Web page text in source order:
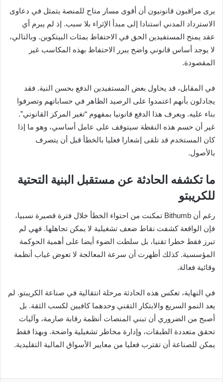
يرى مراقبون قانونيون أن أقوى مسار متاح للمنصة يتمثل في دعاوى
الاسترداد المدني استنادا إلى مبدأ الإثراء بلا سبب. إذ لم يبرم أي
عقد يمنح المستفيدين الحق في الاحتفاظ بمئات البيتكوين. وبالتالي،
لا يوجد أساس قانوني واضح يبرر الاحتفاظ بهذه المكاسب غير
المقصودة.
في المقابل، قد يحاول بعض المستفيدين الدفع بحسن النية. فقد
يجادلون بأنهم اعتمدوا على الرصيد الظاهر في حساباتهم وتصرفوا
بناء عليه. ويعرف هذا الدفع قانونيا بمفهوم “تغير المركز القانوني”.
غير أن حسم هذه النقطة سيتوقف على عامل أساسي، وهو ما إذا
كان المستخدم قد تلقى إشعارا فعليا بالخطأ قبل أن يتصرف
بالأصول.
ما تكشفه الحادثة عن مستقبل البنية التحتية
للكريبتو
رغم أن Bithumb تمكنت من احتواء الخطأ خلال فترة قصيرة نسبيا،
فإن الواقعة كشفت نقاط ضعف تشغيلية لا يمكن تجاهلها. فهي لم
تبرز فقط خطرا تقنيا، بل سلطت الضوء أيضا على أهمية الحوكمة
المؤسسية. كذلك أظهرت أن سرعة المعالجة لا تعوض غياب أنظمة
وقائية فعالة.
في النهاية، تعكس هذه الحادثة مرحلة انتقالية في صناعة الكريبتو. لم
يعد النمو السريع والابتكار التقني وحدهما كافيين لكسب الثقة. بل
أصبح من الضروري أن تبني المنصات أنظمة رقابة صارمة، وآليات
تحقق متعددة الطبقات، وإدارة مخاطر تشغيلية واضحة. وبهذا فقط
يمكن للصناعة أن تقترب فعليا من معايير الأسواق المالية التقليدية.